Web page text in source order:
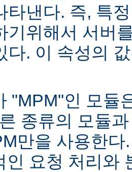
타낸다. 즉, 특
기위해서 서버
다. 이 속성의
"MPM"인 모듈
종류의 모듈
만을 사용한
인 요청 처리와